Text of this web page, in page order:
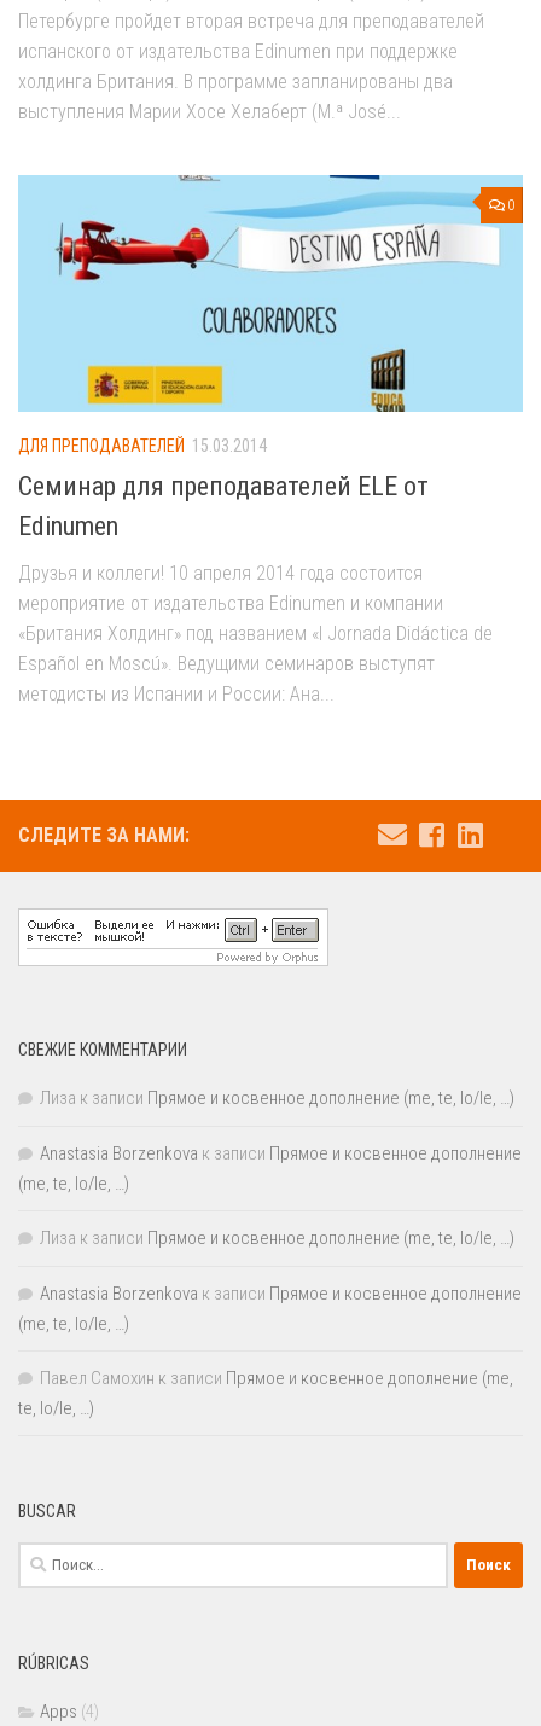
Петербурге пройдет вторая встреча для преподавателей
испанского от издательства Edinumen при поддержке
холдинга Британия. В программе запланированы два
выступления Марии Хосе Хелаберт (M.ª José...
0
ДЛЯ ПРЕПОДАВАТЕЛЕЙ 15.03.2014
Семинар для преподавателей ELE от
Edinumen
Друзья и коллеги! 10 апреля 2014 года состоится
мероприятие от издательства Edinumen и компании
«Британия Холдинг» под названием «I Jornada Didáctica de
Español en Moscú». Ведущими семинаров выступят
методисты из Испании и России: Ана...
СЛЕДИТЕ ЗА НАМИ:
СВЕЖИЕ КОММЕНТАРИИ
Лиза к записи Прямое и косвенное дополнение (me, te, lo/le, …)
Anastasia Borzenkova к записи Прямое и косвенное дополнение
(me, te, lo/le, …)
Лиза к записи Прямое и косвенное дополнение (me, te, lo/le, …)
Anastasia Borzenkova к записи Прямое и косвенное дополнение
(me, te, lo/le, …)
Павел Самохин к записи Прямое и косвенное дополнение (me,
te, lo/le, …)
BUSCAR
Найти:
RÚBRICAS
Apps (4)